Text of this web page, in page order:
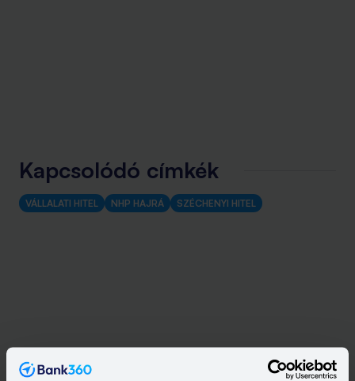
Kapcsolódó címkék
VÁLLALATI HITEL NHP HAJRÁ SZÉCHENYI HITEL